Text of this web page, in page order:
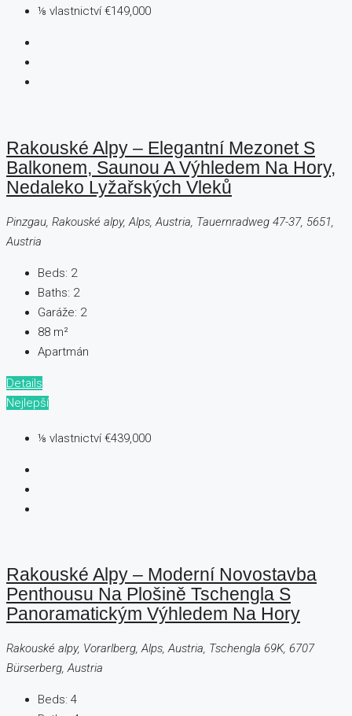
⅛ vlastnictví€149,000
Rakouské Alpy – Elegantní Mezonet S
Balkonem, Saunou A Výhledem Na Hory,
Nedaleko Lyžařských Vleků
Pinzgau, Rakouské alpy, Alps, Austria, Tauernradweg 47-37, 5651,
Austria
Beds: 2
Baths: 2
Garáže: 2
88 m²
Apartmán
Details
Nejlepší
⅛ vlastnictví€439,000
Rakouské Alpy – Moderní Novostavba
Penthousu Na Plošině Tschengla S
Panoramatickým Výhledem Na Hory
Rakouské alpy, Vorarlberg, Alps, Austria, Tschengla 69K, 6707
Bürserberg, Austria
Beds: 4